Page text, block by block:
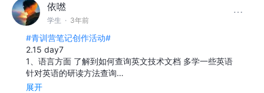
依嘫
学生 · 3年前
#青训营笔记创作活动#
2.15 day7
1、语言方面 了解到如何查询英文技术文档 多学一些英语
针对英语的研读方法查询…
展开